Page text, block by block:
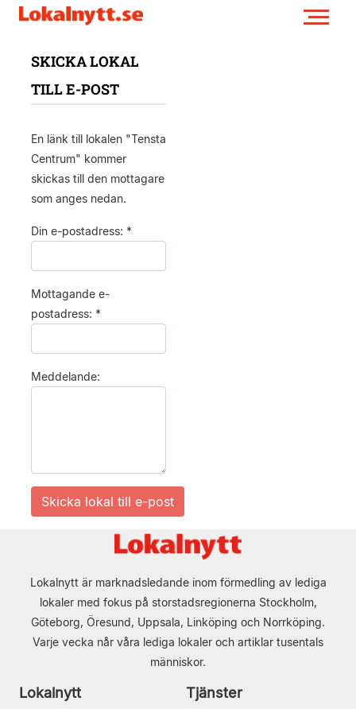
SKICKA LOKAL
TILL E-POST
En länk till lokalen "Tensta
Centrum" kommer
skickas till den mottagare
som anges nedan.
Din e-postadress: *
Mottagande e-
postadress: *
Meddelande:
Lokalnytt är marknadsledande inom förmedling av lediga
lokaler med fokus på storstadsregionerna Stockholm,
Göteborg, Öresund, Uppsala, Linköping och Norrköping.
Varje vecka når våra lediga lokaler och artiklar tusentals
människor.
Lokalnytt Tjänster